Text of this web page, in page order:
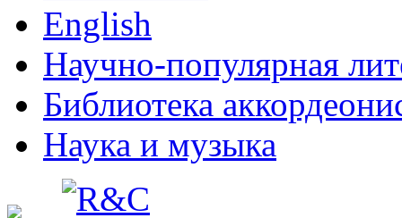
English
Научно-популярная
Библиотека
Наука и музыка